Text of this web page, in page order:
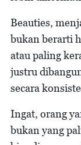
Beauties,
bukan berarti
atau paling
justru
secara
Ingat, orang
bukan yang